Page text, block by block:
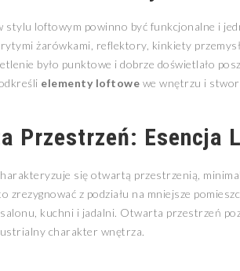
stylu loftowym powinno być funkcjonalne i
żarówkami, reflektory, kinkiety
było punktowe i dobrze doświetlało
elementy loftowe we wnętrzu i
Przestrzeń: Esencja
się otwartą przestrzenią,
zrezygnować z podziału na mniejsze
salonu, kuchni i jadalni. Otwarta przestrzeń
charakter wnętrza.